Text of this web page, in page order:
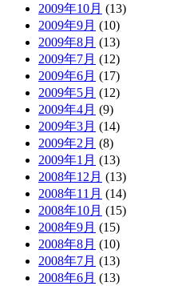
2009年10月 (13)
2009年9月 (10)
2009年8月 (13)
2009年7月 (12)
2009年6月 (17)
2009年5月 (12)
2009年4月 (9)
2009年3月 (14)
2009年2月 (8)
2009年1月 (13)
2008年12月 (13)
2008年11月 (14)
2008年10月 (15)
2008年9月 (15)
2008年8月 (10)
2008年7月 (13)
2008年6月 (13)